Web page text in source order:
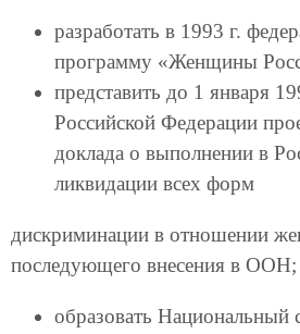
разработать в 1993 г.
программу «Женщины
представить до 1 января
Российской Федерации
доклада о выполнении в
ликвидации всех форм
дискриминации в отношении
последующего внесения в ООН;
образовать Национальный